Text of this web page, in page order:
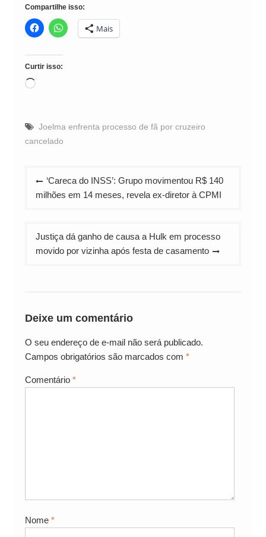
Compartilhe isso:
Mais
Curtir isso:
Carregando...
Joelma enfrenta processo de fã por cruzeiro
cancelado
Navegação
de
‘Careca do INSS’: Grupo movimentou R$ 140
milhões em 14 meses, revela ex-diretor à CPMI
Justiça dá ganho de causa a Hulk em processo
movido por vizinha após festa de casamento
Deixe um comentário
O seu endereço de e-mail não será publicado.
Campos obrigatórios são marcados com *
Comentário *
Nome *